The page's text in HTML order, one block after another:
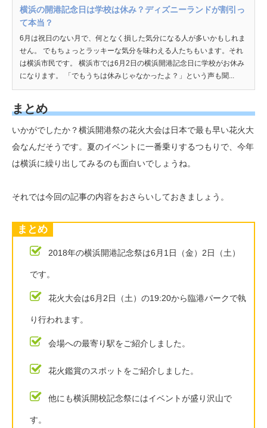
横浜の開港記念日は学校は休み？ディズニーランドが割引っ
て本当？
6月は祝日のない月で、何となく損した気分になる人が多いかもしれま
せん。 でもちょっとラッキーな気分を味わえる人たちもいます。それ
は横浜市民です。 横浜市では6月2日の横浜開港記念日に学校がお休み
になります。 「でもうちは休みじゃなかったよ？」という声も聞...
まとめ
いかがでしたか？横浜開港祭の花火大会は日本で最も早い花火大
会なんだそうです。夏のイベントに一番乗りするつもりで、今年
は横浜に繰り出してみるのも面白いでしょうね。
それでは今回の記事の内容をおさらいしておきましょう。
まとめ
2018年の横浜開港記念祭は6月1日（金）2日（土）
です。
花火大会は6月2日（土）の19:20から臨港パークで執
り行われます。
会場への最寄り駅をご紹介しました。
花火鑑賞のスポットをご紹介しました。
他にも横浜開校記念祭にはイベントが盛り沢山で
す。